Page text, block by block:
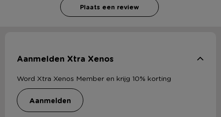
Plaats een review
Aanmelden Xtra Xenos
Word Xtra Xenos Member en krijg 10% korting
aanmelden